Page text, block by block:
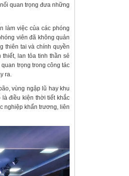
quan trọng đưa những
làm việc của các phóng
viên đã không quản
thiên tai và chính quyền
lan tỏa tinh thần sẻ
trọng trong công tác
ra.
vùng ngập lũ hay khu
điều kiện thời tiết khắc
nghiệp khẩn trương, liên